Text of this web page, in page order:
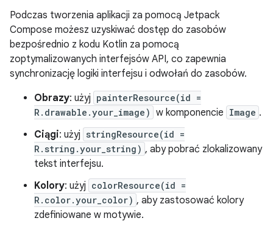
Podczas tworzenia aplikacji za pomocą Jetpack
Compose możesz uzyskiwać dostęp do zasobów
bezpośrednio z kodu Kotlin za pomocą
zoptymalizowanych interfejsów API, co zapewnia
synchronizację logiki interfejsu i odwołań do zasobów.
Obrazy: użyj painterResource(id =
R.drawable.your_image) w komponencie Image .
Ciągi: użyj stringResource(id =
R.string.your_string) , aby pobrać zlokalizowany
tekst interfejsu.
Kolory: użyj colorResource(id =
R.color.your_color) , aby zastosować kolory
zdefiniowane w motywie.